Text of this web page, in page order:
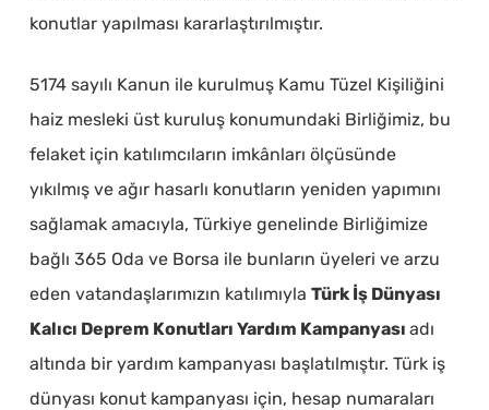
konutlar yapılması kararlaştırılmıştır.
5174 sayılı Kanun ile kurulmuş Kamu Tüzel Kişiliğini
haiz mesleki üst kuruluş konumundaki Birliğimiz, bu
felaket için katılımcıların imkânları ölçüsünde
yıkılmış ve ağır hasarlı konutların yeniden yapımını
sağlamak amacıyla, Türkiye genelinde Birliğimize
bağlı 365 Oda ve Borsa ile bunların üyeleri ve arzu
eden vatandaşlarımızın katılımıyla Türk İş Dünyası
Kalıcı Deprem Konutları Yardım Kampanyası adı
altında bir yardım kampanyası başlatılmıştır. Türk iş
dünyası konut kampanyası için, hesap numaraları